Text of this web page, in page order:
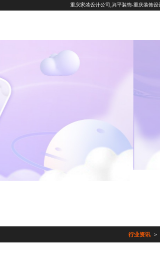
重庆家装设计公司,兴平装饰-重庆装饰
行业资讯